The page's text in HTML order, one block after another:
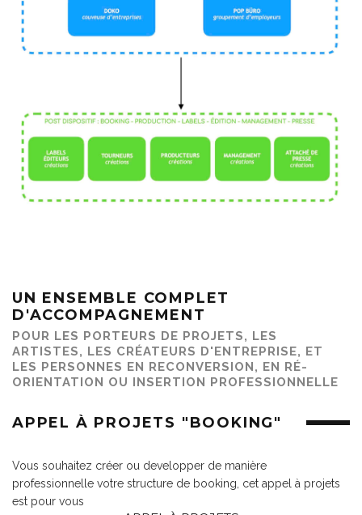
UN ENSEMBLE COMPLET
D'ACCOMPAGNEMENT
POUR LES PORTEURS DE PROJETS, LES
ARTISTES, LES CRÉATEURS D'ENTREPRISE, ET
LES PERSONNES EN RECONVERSION, EN RÉ-
ORIENTATION OU INSERTION PROFESSIONNELLE
APPEL À PROJETS "BOOKING"
Vous souhaitez créer ou developper de manière
professionnelle votre structure de booking, cet appel à projets
est pour vous